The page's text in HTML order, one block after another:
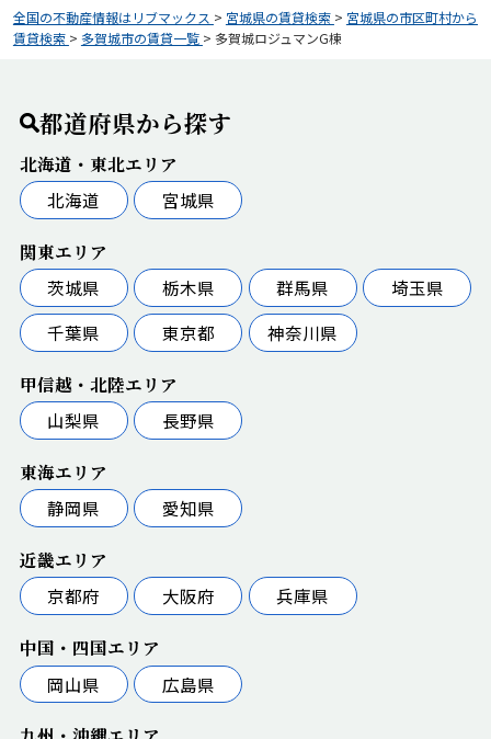
全国の不動産情報はリブマックス > 宮城県の賃貸検索 > 宮城県の市区町村から
賃貸検索 > 多賀城市の賃貸一覧 > 多賀城ロジュマンG棟
都道府県から探す
北海道・東北エリア
北海道
宮城県
関東エリア
茨城県
栃木県 群馬県
埼玉県
千葉県
東京都 神奈川県
甲信越・北陸エリア
山梨県
長野県
東海エリア
静岡県
愛知県
近畿エリア
京都府
大阪府 兵庫県
中国・四国エリア
岡山県
広島県